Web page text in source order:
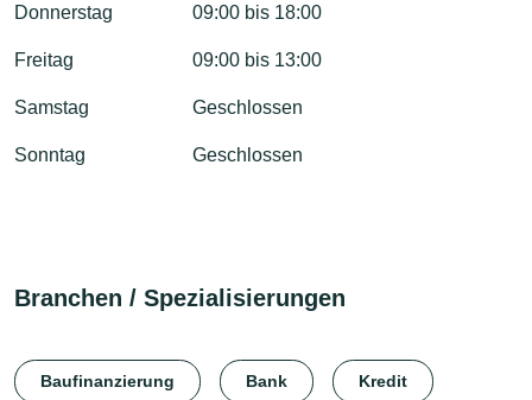
Donnerstag 09:00 bis 18:00
Freitag 09:00 bis 13:00
Samstag Geschlossen
Sonntag Geschlossen
Branchen / Spezialisierungen
Baufinanzierung Bank Kredit